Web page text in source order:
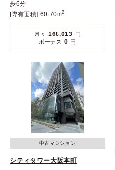
歩6分
[専有面積] 60.70m2
月々 168,013 円
ボーナス
0 円
中古マンション
シティタワー大阪本町